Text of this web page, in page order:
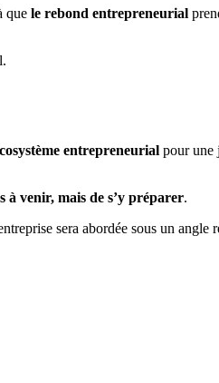
que le rebond entrepreneurial
entrepreneurial pour une
à venir, mais de s’y préparer.
sera abordée sous un